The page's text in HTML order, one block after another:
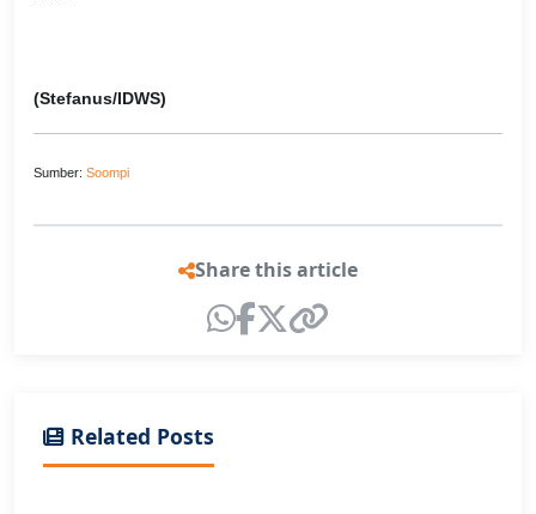
(Stefanus/IDWS)
Sumber: Soompi
Share this article
Related Posts